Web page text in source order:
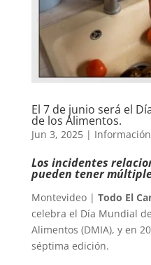
El 7 de junio será el
de los Alimentos.
Jun 3, 2025| Información
Los incidentes
pueden tener
Montevideo | Todo El
celebra el Día Mundial
Alimentos (DMIA), y en
séptima edición.